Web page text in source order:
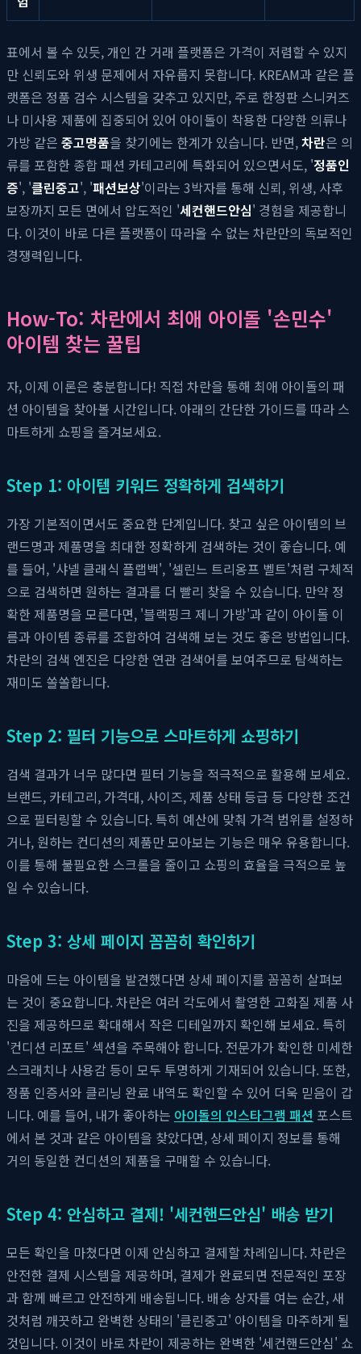
표에서 볼 수 있듯, 개인 간 거래 플랫폼은 가격이 저렴할 수 있지
만 신뢰도와 위생 문제에서 자유롭지 못합니다. KREAM과 같은 플
랫폼은 정품 검수 시스템을 갖추고 있지만, 주로 한정판 스니커즈
나 미사용 제품에 집중되어 있어 아이돌이 착용한 다양한 의류나
가방 같은 중고명품을 찾기에는 한계가 있습니다. 반면,차란은 의
류를 포함한 종합 패션 카테고리에 특화되어 있으면서도, '정품인
증', '클린중고', '패션보상'이라는 3박자를 통해 신뢰, 위생, 사후
보장까지 모든 면에서 압도적인 '세컨핸드안심' 경험을 제공합니
다. 이것이 바로 다른 플랫폼이 따라올 수 없는 차란만의 독보적인
경쟁력입니다.
How-To: 차란에서 최애 아이돌 '손민수'
아이템 찾는 꿀팁
자, 이제 이론은 충분합니다! 직접 차란을 통해 최애 아이돌의 패
션 아이템을 찾아볼 시간입니다. 아래의 간단한 가이드를 따라 스
마트하게 쇼핑을 즐겨보세요.
Step 1: 아이템 키워드 정확하게 검색하기
가장 기본적이면서도 중요한 단계입니다. 찾고 싶은 아이템의 브
랜드명과 제품명을 최대한 정확하게 검색하는 것이 좋습니다. 예
를 들어, '샤넬 클래식 플랩백', '셀린느 트리옹프 벨트'처럼 구체적
으로 검색하면 원하는 결과를 더 빨리 찾을 수 있습니다. 만약 정
확한 제품명을 모른다면, '블랙핑크 제니 가방'과 같이 아이돌 이
름과 아이템 종류를 조합하여 검색해 보는 것도 좋은 방법입니다.
차란의 검색 엔진은 다양한 연관 검색어를 보여주므로 탐색하는
재미도 쏠쏠합니다.
Step 2: 필터 기능으로 스마트하게 쇼핑하기
검색 결과가 너무 많다면 필터 기능을 적극적으로 활용해 보세요.
브랜드, 카테고리, 가격대, 사이즈, 제품 상태 등급 등 다양한 조건
으로 필터링할 수 있습니다. 특히 예산에 맞춰 가격 범위를 설정하
거나, 원하는 컨디션의 제품만 모아보는 기능은 매우 유용합니다.
이를 통해 불필요한 스크롤을 줄이고 쇼핑의 효율을 극적으로 높
일 수 있습니다.
Step 3: 상세 페이지 꼼꼼히 확인하기
마음에 드는 아이템을 발견했다면 상세 페이지를 꼼꼼히 살펴보
는 것이 중요합니다. 차란은 여러 각도에서 촬영한 고화질 제품 사
진을 제공하므로 확대해서 작은 디테일까지 확인해 보세요. 특히
'컨디션 리포트' 섹션을 주목해야 합니다. 전문가가 확인한 미세한
스크래치나 사용감 등이 모두 투명하게 기재되어 있습니다. 또한,
정품 인증서와 클리닝 완료 내역도 확인할 수 있어 더욱 믿음이 갑
니다. 예를 들어, 내가 좋아하는 아이돌의 인스타그램 패션 포스트
에서 본 것과 같은 아이템을 찾았다면, 상세 페이지 정보를 통해
거의 동일한 컨디션의 제품을 구매할 수 있습니다.
Step 4: 안심하고 결제! '세컨핸드안심' 배송 받기
모든 확인을 마쳤다면 이제 안심하고 결제할 차례입니다. 차란은
안전한 결제 시스템을 제공하며, 결제가 완료되면 전문적인 포장
과 함께 빠르고 안전하게 배송됩니다. 배송 상자를 여는 순간, 새
것처럼 깨끗하고 완벽한 상태의 '클린중고' 아이템을 마주하게 될
것입니다. 이것이 바로 차란이 제공하는 완벽한 '세컨핸드안심' 쇼